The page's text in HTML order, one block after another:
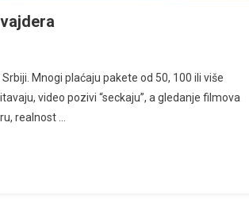
Mnogi plaćaju pakete od 50, 100 ili više
video pozivi “seckaju”, a gledanje filmova
realnost …